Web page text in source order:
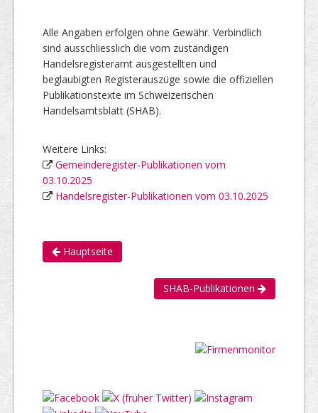
Alle Angaben erfolgen ohne Gewähr. Verbindlich
sind ausschliesslich die vom zuständigen
Handelsregisteramt ausgestellten und
beglaubigten Registerauszüge sowie die offiziellen
Publikationstexte im Schweizerischen
Handelsamtsblatt (SHAB).
Weitere Links:
Gemeinderegister-Publikationen vom
03.10.2025
Handelsregister-Publikationen vom 03.10.2025
Hauptseite
SHAB-Publikationen